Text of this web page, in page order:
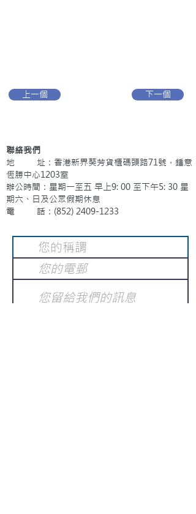
上一個 下一個
聯絡我們
地 址：香港新界葵芳貨櫃碼頭路71號，鍾意
恆勝中心1203室
辦公時間：星期一至五 早上9: 00 至下午5: 30 星
期六、日及公眾假期休息
電 話：(852) 2409-1233